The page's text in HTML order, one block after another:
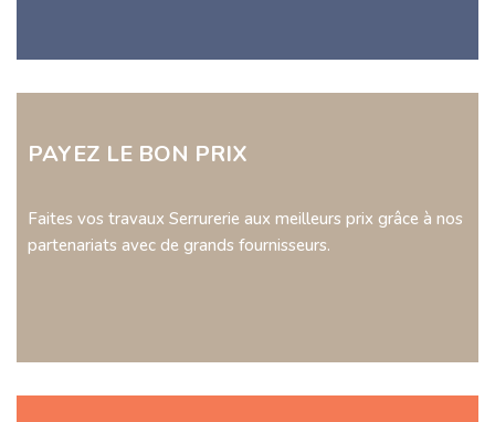
PAYEZ LE BON PRIX
Faites vos travaux Serrurerie aux meilleurs prix grâce à nos
partenariats avec de grands fournisseurs.